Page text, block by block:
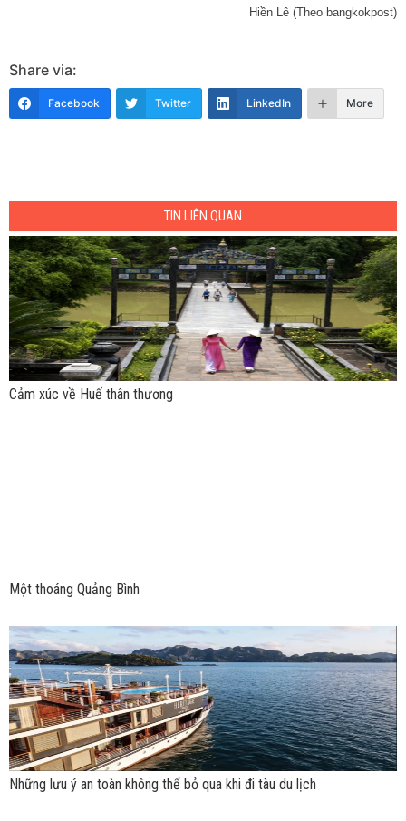
Hiền Lê (Theo bangkokpost)
Share via:
Facebook Twitter LinkedIn More
TIN LIÊN QUAN
Cảm xúc về Huế thân thương
Một thoáng Quảng Bình
Những lưu ý an toàn không thể bỏ qua khi đi tàu du lịch